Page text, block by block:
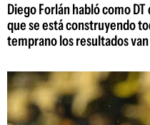
Diego Forlán habló como
que se está construyendo
temprano los resultados